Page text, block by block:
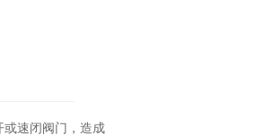
或速闭阀门，造成